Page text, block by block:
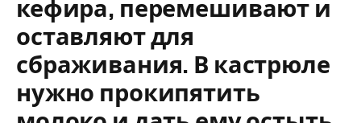
кефира, перемешивают и
оставляют для
сбраживания. В кастрюле
нужно прокипятить